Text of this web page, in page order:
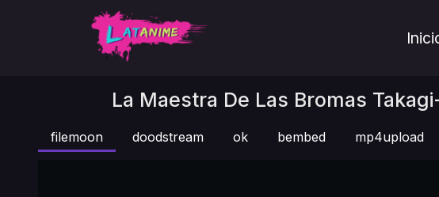
La Maestra De Las Bromas
filemoon doodstream ok bembed mp4upload